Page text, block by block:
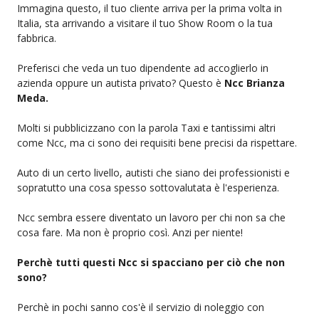
Immagina questo, il tuo cliente arriva per la prima volta in
Italia, sta arrivando a visitare il tuo Show Room o la tua
fabbrica.
Preferisci che veda un tuo dipendente ad accoglierlo in
azienda oppure un autista privato? Questo è Ncc Brianza
Meda.
Molti si pubblicizzano con la parola Taxi e tantissimi altri
come Ncc, ma ci sono dei requisiti bene precisi da rispettare.
Auto di un certo livello, autisti che siano dei professionisti e
sopratutto una cosa spesso sottovalutata è l'esperienza.
Ncc sembra essere diventato un lavoro per chi non sa che
cosa fare. Ma non è proprio così. Anzi per niente!
Perchè tutti questi Ncc si spacciano per ciò che non
sono?
Perchè in pochi sanno cos'è il servizio di noleggio con